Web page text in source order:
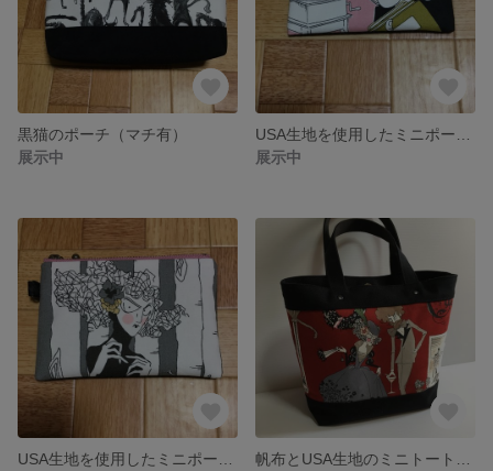
黒猫のポーチ（マチ有）
展示中
展示中